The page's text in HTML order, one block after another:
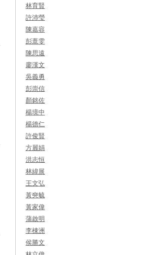
林育賢
許沛瑩
陳嘉容
彭薏雯
陳思遠
廖漢文
吳義勇
彭崇信
顏銘佐
楊境中
楊德仁
許俊賢
方麗娟
洪志恒
林緯展
王文弘
黃奭毓
黃家偉
蒲啟明
李棟洲
侯勝文